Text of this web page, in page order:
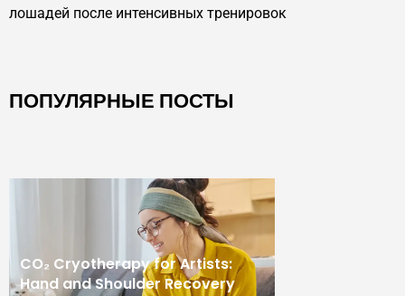
лошадей после интенсивных тренировок
ПОПУЛЯРНЫЕ ПОСТЫ
CO₂ Cryotherapy for Artists:
Hand and Shoulder Recovery